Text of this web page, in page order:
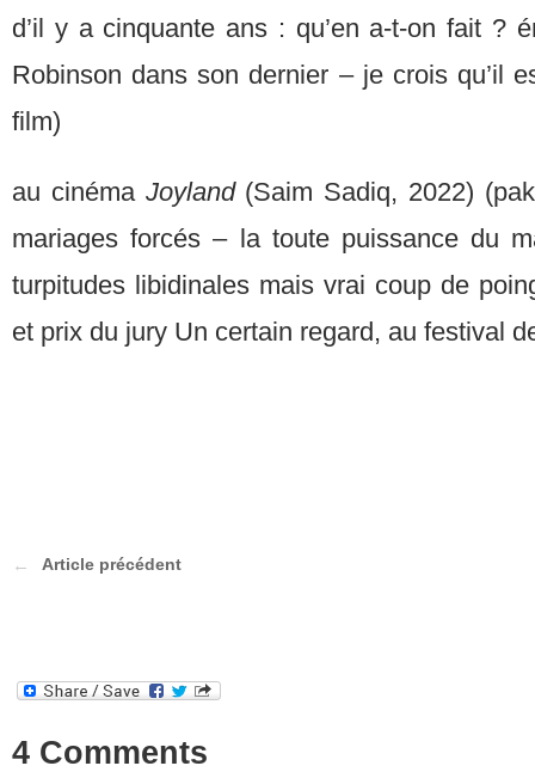
d’il y a cinquante ans : qu’en a-t-on fait ?
Robinson dans son dernier – je crois qu’il
film)
au cinéma Joyland (Saim Sadiq, 2022)
mariages forcés – la toute puissance du
turpitudes libidinales mais vrai coup de
et prix du jury Un certain regard, au festival
Article précédent
4 Comments